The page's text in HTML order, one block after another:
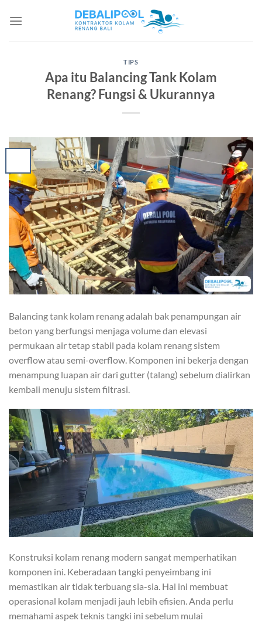
TIPS
Apa itu Balancing Tank Kolam
Renang? Fungsi & Ukurannya
Balancing tank kolam renang adalah bak penampungan air
beton yang berfungsi menjaga volume dan elevasi
permukaan air tetap stabil pada kolam renang sistem
overflow atau semi-overflow. Komponen ini bekerja dengan
menampung luapan air dari gutter (talang) sebelum dialirkan
kembali menuju sistem filtrasi.
Konstruksi kolam renang modern sangat memperhatikan
komponen ini. Keberadaan tangki penyeimbang ini
memastikan air tidak terbuang sia-sia. Hal ini membuat
operasional kolam menjadi jauh lebih efisien. Anda perlu
memahami aspek teknis tangki ini sebelum mulai